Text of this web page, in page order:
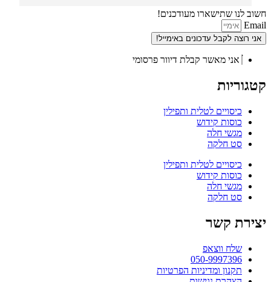
חשוב לנו שתישארו מעודכנים!
Email
אני רוצה לקבל עדכונים באימייל!
אני מאשר קבלת דיוור פרסומי
קטגוריות
כיסויים לטלית ותפילין
כוסות קידוש
מגשי חלה
סט חלקה
כיסויים לטלית ותפילין
כוסות קידוש
מגשי חלה
סט חלקה
יצירת קשר
שלח ווצאפ
050-9997396
תקנון ומדיניות הפרטיות